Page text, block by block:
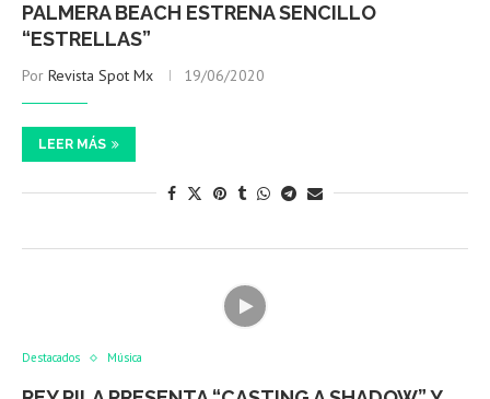
PALMERA BEACH ESTRENA SENCILLO
“ESTRELLAS”
Por Revista Spot Mx 19/06/2020
LEER MÁS
Destacados Música